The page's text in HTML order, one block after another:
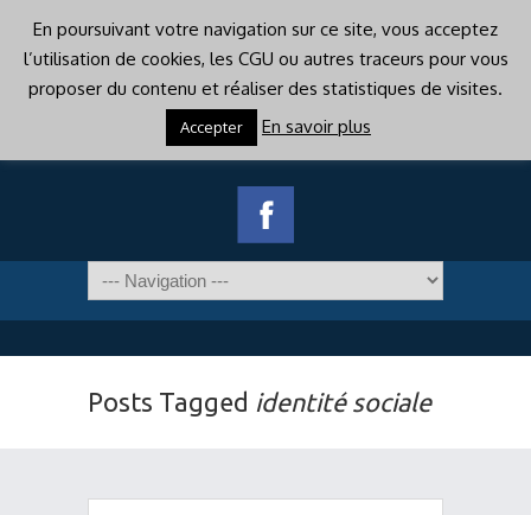
Posts Tagged identité sociale
En poursuivant votre navigation sur ce site, vous acceptez
l’utilisation de cookies, les CGU ou autres traceurs pour vous
proposer du contenu et réaliser des statistiques de visites.
Accepter En savoir plus